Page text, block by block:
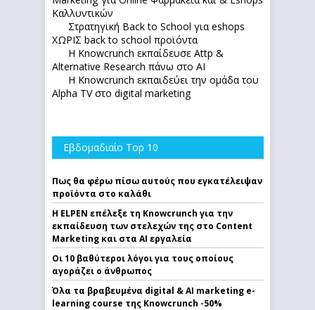
Καλλυντικών
Στρατηγική Back to School για eshops
ΧΩΡΙΣ back to school προϊόντα
Η Knowcrunch εκπαίδευσε Attp &
Alternative Research πάνω στο ΑΙ
Η Knowcrunch εκπαιδεύει την ομάδα του
Alpha TV στο digital marketing
Εβδομαδιαίο Top 10
Πως θα φέρω πίσω αυτούς που εγκατέλειψαν
προϊόντα στο καλάθι
Η ELPEN επέλεξε τη Knowcrunch για την
εκπαίδευση των στελεχών της στο Content
Marketing και στα AI εργαλεία
Οι 10 βαθύτεροι λόγοι για τους οποίους
αγοράζει ο άνθρωπος
Όλα τα βραβευμένα digital & AI marketing e-
learning course της Knowcrunch -50%